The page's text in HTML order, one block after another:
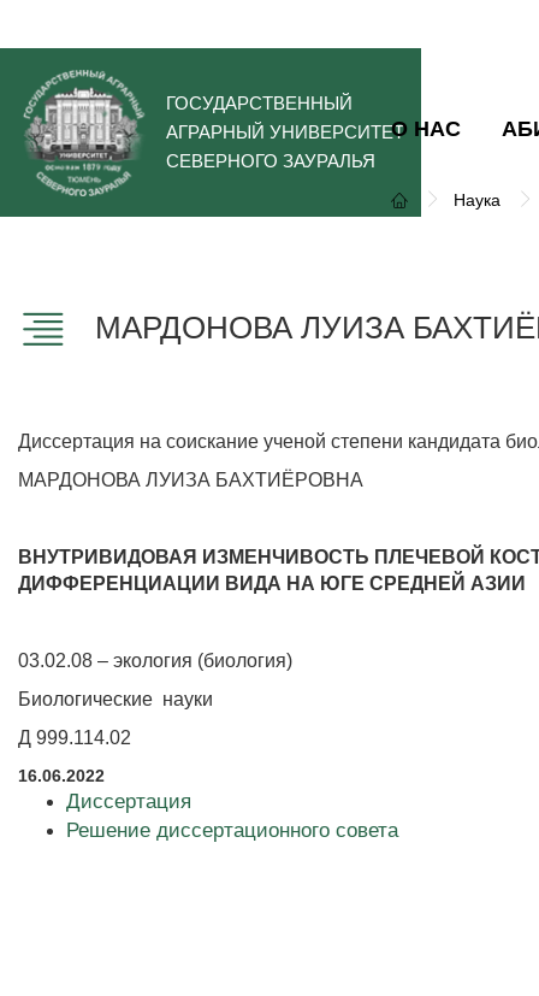
ГОСУДАРСТВЕННЫЙ
АГРАРНЫЙ УНИВЕРСИТЕТ
СЕВЕРНОГО ЗАУРАЛЬЯ
О НАС
Наука
МАРДОНОВА ЛУИЗА
Диссертация на соискание ученой степени кандидата
МАРДОНОВА ЛУИЗА БАХТИЁРОВНА
ВНУТРИВИДОВАЯ ИЗМЕНЧИВОСТЬ ПЛЕЧЕВОЙ
ДИФФЕРЕНЦИАЦИИ ВИДА НА ЮГЕ СРЕДНЕЙ АЗИИ
03.02.08 – экология (биология)
Биологические науки
Д 999.114.02
16.06.2022
Диссертация
Решение диссертационного совета